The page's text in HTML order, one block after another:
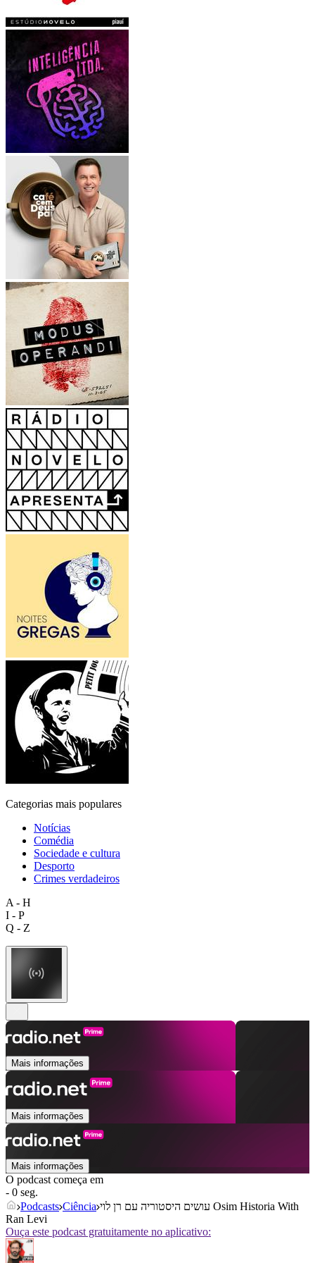
Categorias mais populares
Notícias
Comédia
Sociedade e cultura
Desporto
Crimes verdadeiros
A - H
I - P
Q - Z
Mais informações
Mais informações
Mais informações
O podcast começa em
- 0 seg.
Podcasts Ciência עושים היסטוריה עם רן לוי Osim Historia With
Ran Levi
Ouça este podcast gratuitamente no aplicativo: